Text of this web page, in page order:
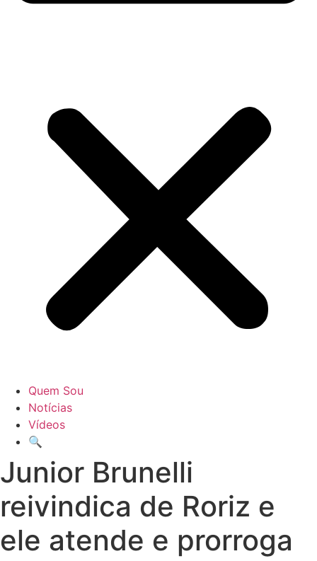
Quem Sou
Notícias
Vídeos
🔍
Junior Brunelli
reivindica de Roriz e
ele atende e prorroga